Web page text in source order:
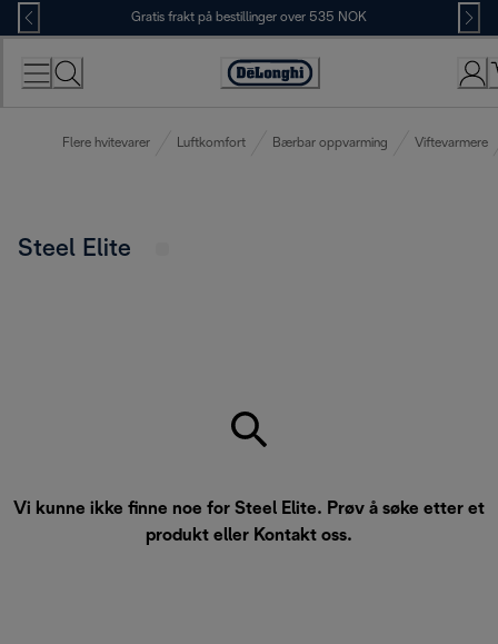
Skip
to
Content
Gratis frakt på bestillinger over 535 NOK
Accessibility
Flere hvitevarer Luftkomfort Bærbar oppvarming Viftevarmere
Steel Elite
Vi kunne ikke finne noe for Steel Elite. Prøv å søke etter et
produkt eller Kontakt oss.